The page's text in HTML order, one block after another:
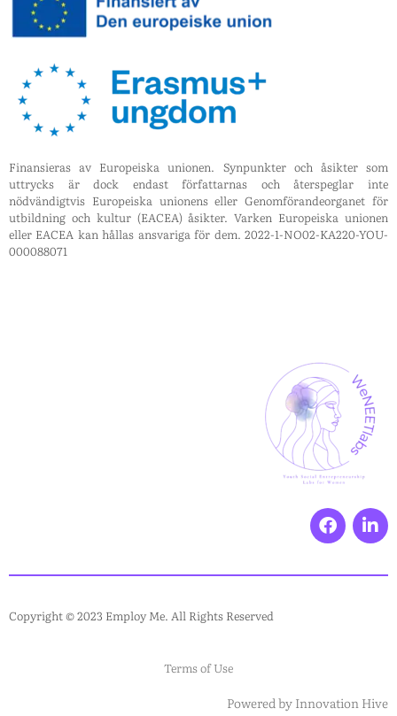
Finansieras av Europeiska unionen. Synpunkter och åsikter som
uttrycks är dock endast författarnas och återspeglar inte
nödvändigtvis Europeiska unionens eller Genomförandeorganet för
utbildning och kultur (EACEA) åsikter. Varken Europeiska unionen
eller EACEA kan hållas ansvariga för dem. 2022-1-NO02-KA220-YOU-
000088071
Copyright © 2023 Employ Me. All Rights Reserved
Terms of Use
Powered by Innovation Hive